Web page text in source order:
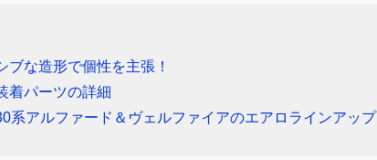
ブな造形で個性を主張！
着パーツの詳細
系アルファード＆ヴェルファイアのエアロラインアップ